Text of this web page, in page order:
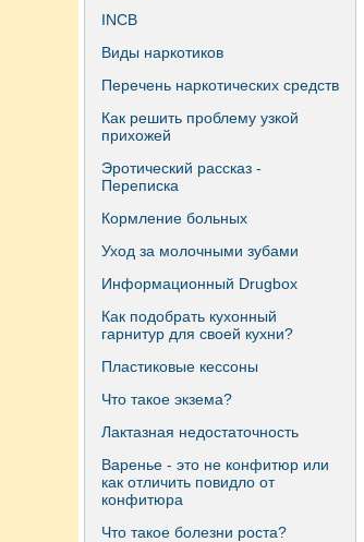
INCB
Виды наркотиков
Перечень наркотических средств
Как решить проблему узкой
прихожей
Эротический рассказ -
Переписка
Кормление больных
Уход за молочными зубами
Информационный Drugbox
Как подобрать кухонный
гарнитур для своей кухни?
Пластиковые кессоны
Что такое экзема?
Лактазная недостаточность
Варенье - это не конфитюр или
как отличить повидло от
конфитюра
Что такое болезни роста?